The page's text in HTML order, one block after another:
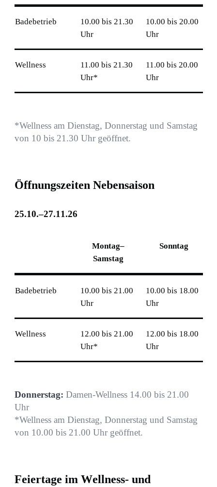
Badebetrieb
10.00 bis 21.30
Uhr
10.00 bis 20.00
Uhr
Wellness
11.00 bis 21.30
Uhr*
11.00 bis 20.00
Uhr
*Wellness am Dienstag, Donnerstag und Samstag
von 10 bis 21.30 Uhr geöffnet.
Öffnungszeiten Nebensaison
25.10.–27.11.26
Montag–
Samstag
Sonntag
Badebetrieb
10.00 bis 21.00
Uhr
10.00 bis 18.00
Uhr
Wellness
12.00 bis 21.00
Uhr*
12.00 bis 18.00
Uhr
Donnerstag: Damen-Wellness 14.00 bis 21.00
Uhr
*Wellness am Dienstag, Donnerstag und Samstag
von 10.00 bis 21.00 Uhr geöffnet.
Feiertage im Wellness- und